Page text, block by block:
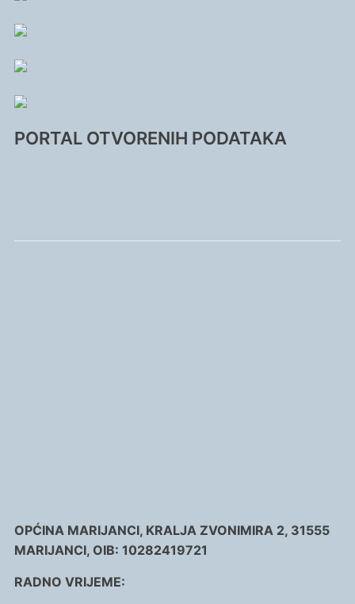
PORTAL OTVORENIH PODATAKA
OPĆINA MARIJANCI, KRALJA ZVONIMIRA 2, 31555
MARIJANCI, OIB: 10282419721
RADNO VRIJEME: